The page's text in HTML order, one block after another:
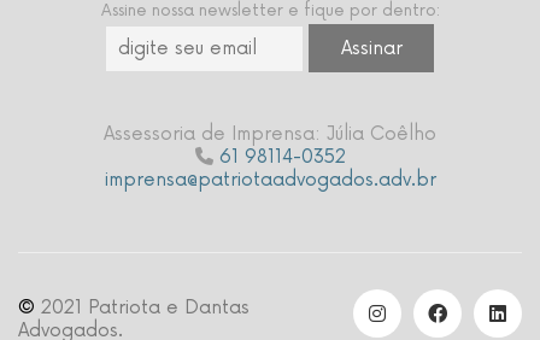
Assine nossa newsletter e fique por dentro:
Assessoria de Imprensa: Júlia Coêlho
61 98114-0352
imprensa@patriotaadvogados.adv.br
© 2021 Patriota e Dantas
Advogados.